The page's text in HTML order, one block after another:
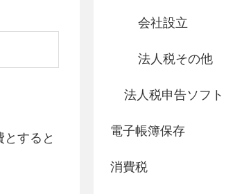
とすると
会社設立
法人税その他
法人税申告ソフト
電子帳簿保存
消費税